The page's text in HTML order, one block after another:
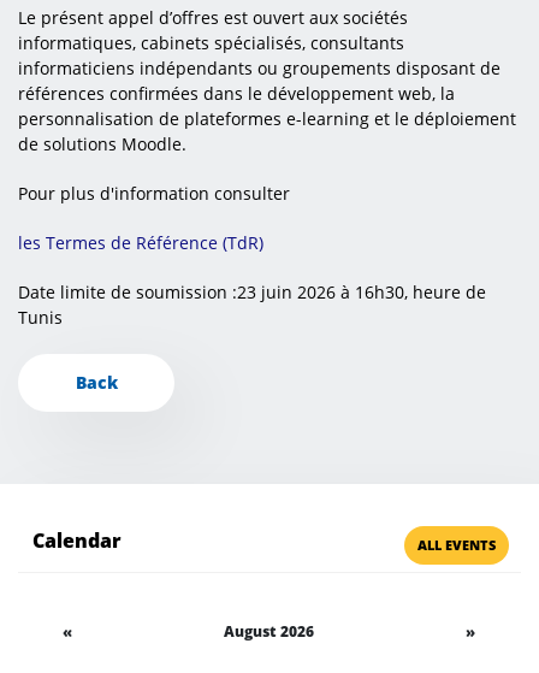
Le présent appel d’offres est ouvert aux sociétés
informatiques, cabinets spécialisés, consultants
informaticiens indépendants ou groupements disposant de
références confirmées dans le développement web, la
personnalisation de plateformes e-learning et le déploiement
de solutions Moodle.
Pour plus d'information consulter
les Termes de Référence (TdR)
Date limite de soumission :23 juin 2026 à 16h30, heure de
Tunis
Back
Calendar ALL EVENTS
« August 2026 »